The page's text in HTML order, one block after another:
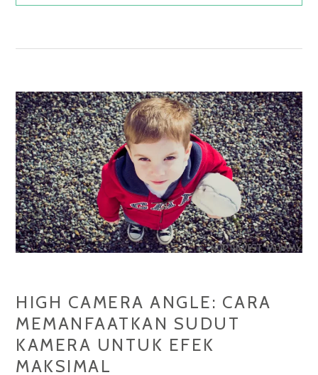
TIPS
FOTO
YANG
MENAKJUBKAN
HIGH CAMERA ANGLE: CARA
MEMANFAATKAN SUDUT
KAMERA UNTUK EFEK
MAKSIMAL